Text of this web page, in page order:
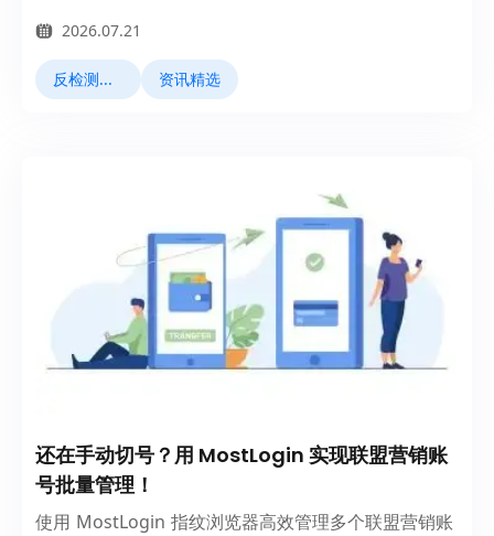
2026.07.21
反检测浏览器 资讯精选
还在手动切号？用 MostLogin 实现联盟营销账
号批量管理！
使用 MostLogin 指纹浏览器高效管理多个联盟营销账